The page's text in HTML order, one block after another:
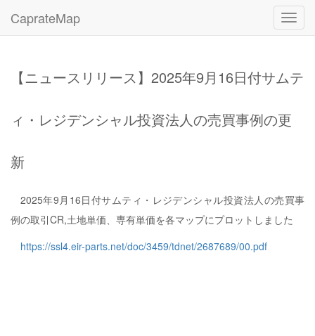
CaprateMap
【ニュースリリース】2025年9月16日付サムテ
ィ・レジデンシャル投資法人の売買事例の更
新
2025年9月16日付サムティ・レジデンシャル投資法人の売買事
例の取引CR,土地単価、専有単価を各マップにプロットしました
https://ssl4.eir-parts.net/doc/3459/tdnet/2687689/00.pdf